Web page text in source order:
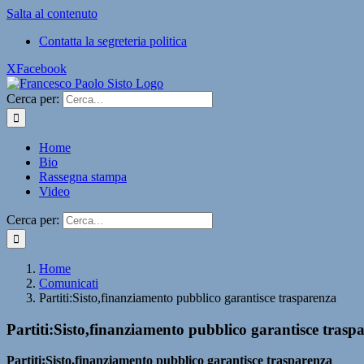
Salta al contenuto
Contatta la segreteria politica
XFacebook
Cerca per:
Home
Bio
Rassegna stampa
Video
Cerca per:
Home
Comunicati
Partiti:Sisto,finanziamento pubblico garantisce trasparenza
Partiti:Sisto,finanziamento pubblico garantisce
Partiti:Sisto,finanziamento pubblico garantisce trasparenza